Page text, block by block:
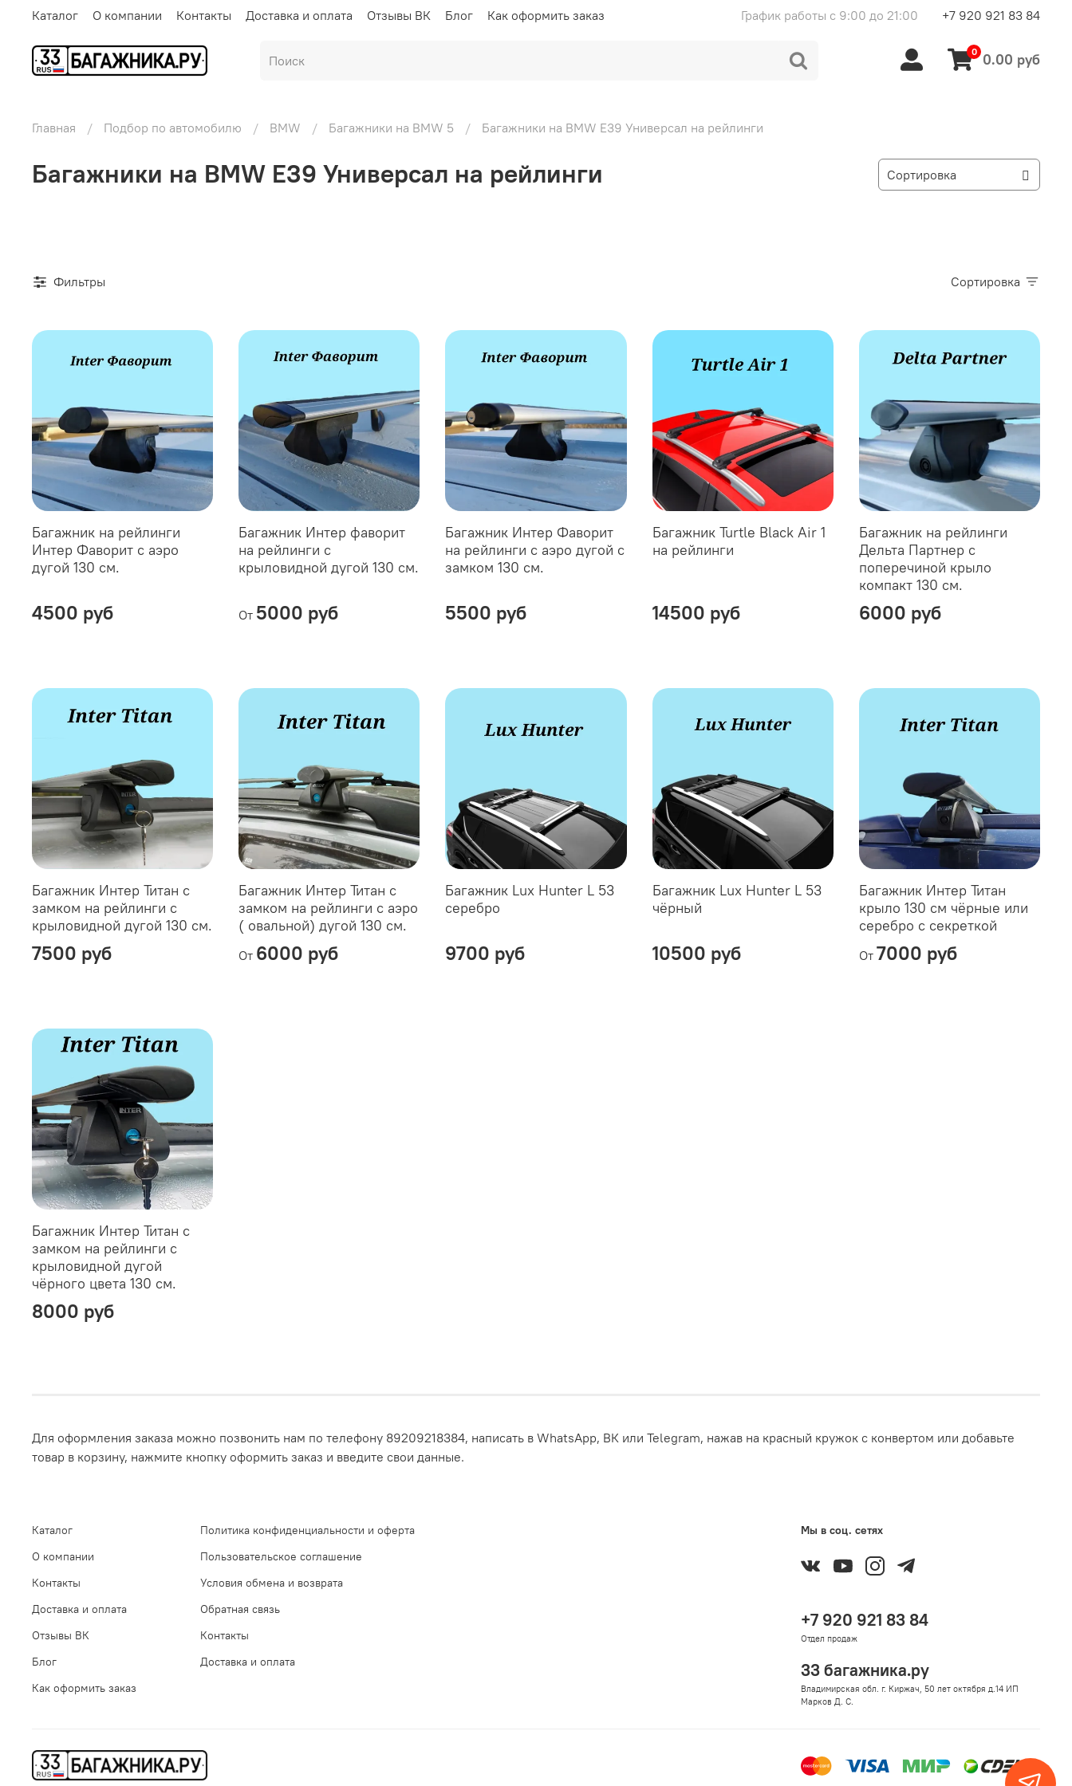
Каталог О компании Контакты Доставка и оплата Отзывы ВК Блог Как оформить заказ График работы с 9:00 до 21:00 +7 920 921 83 84
0 0.00 руб
Главная Подбор по автомобилю BMW Багажники на BMW 5 Багажники на BMW E39 Универсал на рейлинги
Багажники на BMW E39 Универсал на рейлинги
Фильтры Сортировка
Багажник на рейлинги
Интер Фаворит с аэро
дугой 130 см.
4500 руб
Багажник Интер фаворит
на рейлинги с
крыловидной дугой 130 см.
От 5000 руб
Багажник Интер Фаворит
на рейлинги с аэро дугой с
замком 130 см.
5500 руб
Багажник Turtle Black Air 1
на рейлинги
14500 руб
Багажник на рейлинги
Дельта Партнер с
поперечиной крыло
компакт 130 см.
6000 руб
Багажник Интер Титан с
замком на рейлинги с
крыловидной дугой 130 см.
7500 руб
Багажник Интер Титан с
замком на рейлинги с аэро
( овальной) дугой 130 см.
От 6000 руб
Багажник Lux Hunter L 53
серебро
9700 руб
Багажник Lux Hunter L 53
чёрный
10500 руб
Багажник Интер Титан
крыло 130 см чёрные или
серебро с секреткой
От 7000 руб
Багажник Интер Титан с
замком на рейлинги с
крыловидной дугой
чёрного цвета 130 см.
8000 руб
Для оформления заказа можно позвонить нам по телефону 89209218384, написать в WhatsApp, ВК или Telegram, нажав на красный кружок с конвертом или добавьте
товар в корзину, нажмите кнопку оформить заказ и введите свои данные.
Каталог
О компании
Контакты
Доставка и оплата
Отзывы ВК
Блог
Как оформить заказ
Политика конфиденциальности и оферта
Пользовательское соглашение
Условия обмена и возврата
Обратная связь
Контакты
Доставка и оплата
Мы в соц. сетях
+7 920 921 83 84
Отдел продаж
33 багажника.ру
Владимирская обл. г. Киржач, 50 лет октября д.14 ИП
Марков Д. С.